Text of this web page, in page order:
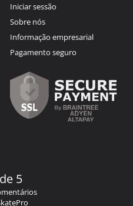
Iniciar sessão
Sobre nós
Informação empresarial
Pagamento seguro
5